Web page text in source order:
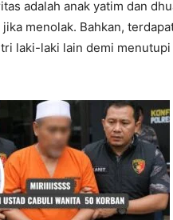
adalah anak yatim dan
menolak. Bahkan,
laki-laki lain demi